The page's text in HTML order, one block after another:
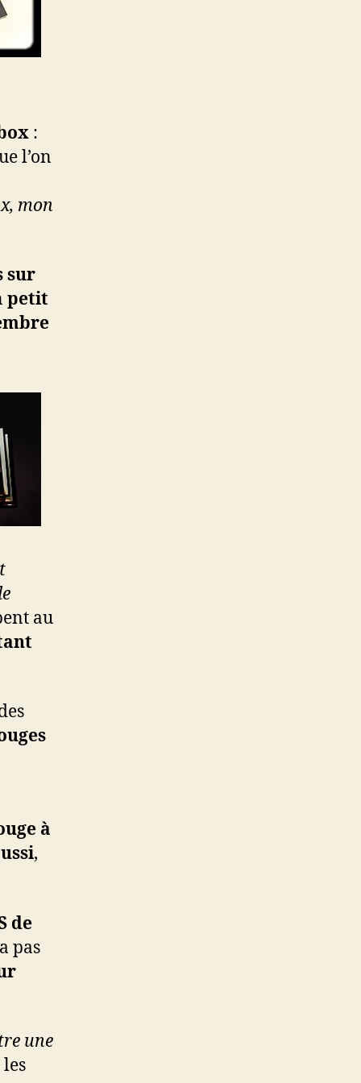
:
l’on
mon
sur
petit
au
à
,
de
pas
une
les